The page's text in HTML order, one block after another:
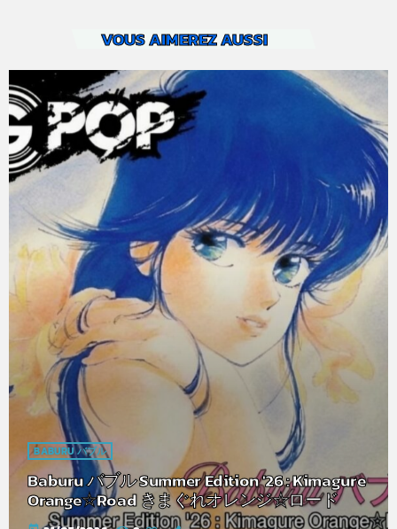
VOUS AIMEREZ AUSSI
BABURU バブル
Baburu バブル Summer Edition '26 : Kimagure
Orange☆Road きまぐれオレンジ☆ロード